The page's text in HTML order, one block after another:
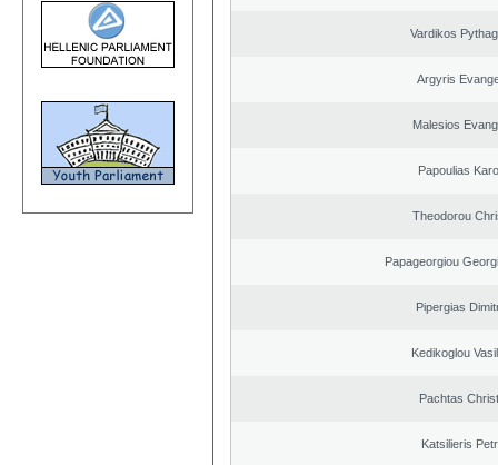
Vardikos
Argyris
Malesios
Papoulias
Theodorou
Papageorgiou
Pipergias
Kedikoglou
Pachtas
Katsilieris